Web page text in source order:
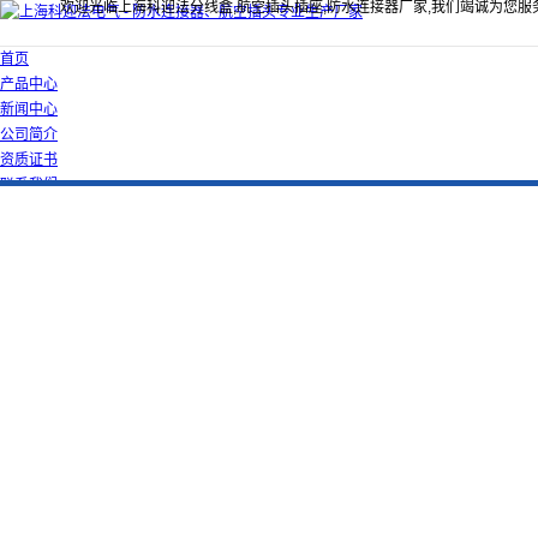
欢迎光临上海科迎法分线盒,航空插头插座,防水连接器厂家,我们竭诚为您服
首页
产品中心
新闻中心
公司简介
资质证书
联系我们